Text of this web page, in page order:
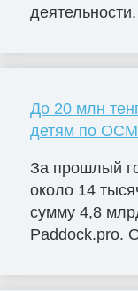
До 20 млн
детям по
За прошлый
около 14
сумму 4,8
Paddock.pro.